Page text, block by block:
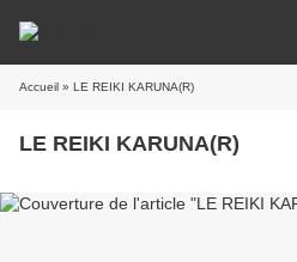
Accueil » LE REIKI KARUNA(R)
LE REIKI KARUNA(R)